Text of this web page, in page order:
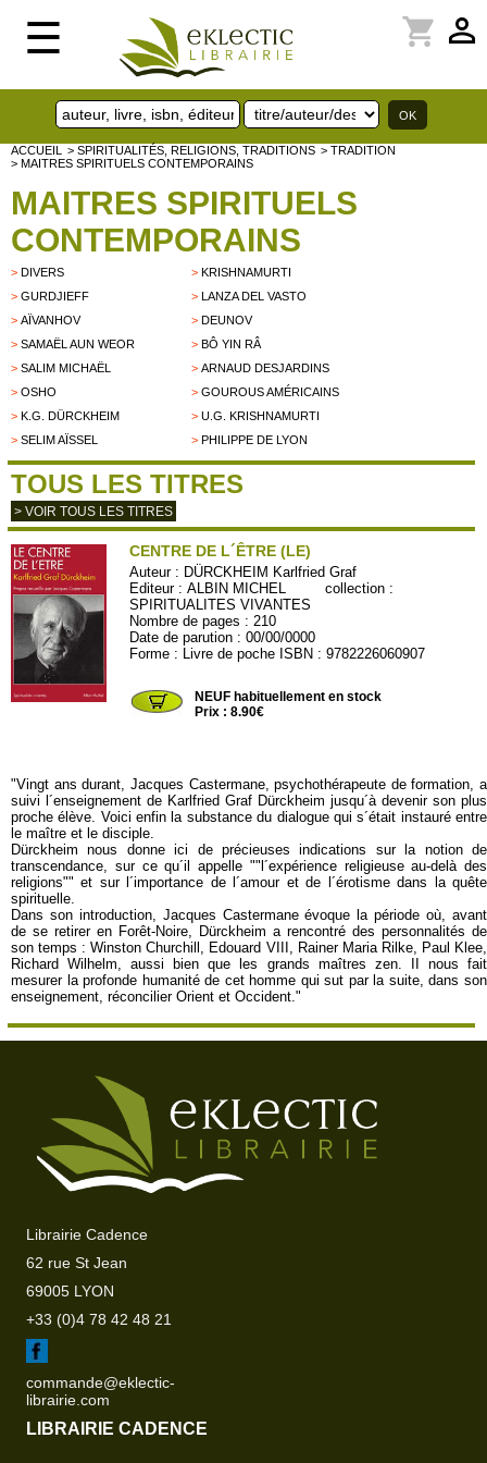
☰ perm_identity
shopping_cart
ACCUEIL > SPIRITUALITÉS, RELIGIONS, TRADITIONS > TRADITION
> MAITRES SPIRITUELS CONTEMPORAINS
MAITRES SPIRITUELS
CONTEMPORAINS
> DIVERS >KRISHNAMURTI
> GURDJIEFF >LANZA DEL VASTO
> AÏVANHOV >DEUNOV
> SAMAËL AUN WEOR >BÔ YIN RÂ
> SALIM MICHAËL >ARNAUD DESJARDINS
> OSHO >GOUROUS AMÉRICAINS
> K.G. DÜRCKHEIM >U.G. KRISHNAMURTI
> SELIM AÏSSEL >PHILIPPE DE LYON
TOUS LES TITRES
> VOIR TOUS LES TITRES
CENTRE DE L´ÊTRE (LE)
Auteur : DÜRCKHEIM Karlfried Graf
Editeur :ALBIN MICHEL collection :
SPIRITUALITES VIVANTES
Nombre de pages : 210
Date de parution : 00/00/0000
Forme : Livre de poche ISBN : 9782226060907
NEUF habituellement en stock
Prix : 8.90€
"Vingt ans durant, Jacques Castermane, psychothérapeute de formation, a
suivi l´enseignement de Karlfried Graf Dürckheim jusqu´à devenir son plus
proche élève. Voici enfin la substance du dialogue qui s´était instauré entre
le maître et le disciple.
Dürckheim nous donne ici de précieuses indications sur la notion de
transcendance, sur ce qu´il appelle ""l´expérience religieuse au-delà des
religions"" et sur l´importance de l´amour et de l´érotisme dans la quête
spirituelle.
Dans son introduction, Jacques Castermane évoque la période où, avant
de se retirer en Forêt-Noire, Dürckheim a rencontré des personnalités de
son temps : Winston Churchill, Edouard VIII, Rainer Maria Rilke, Paul Klee,
Richard Wilhelm, aussi bien que les grands maîtres zen. II nous fait
mesurer la profonde humanité de cet homme qui sut par la suite, dans son
enseignement, réconcilier Orient et Occident."
Librairie Cadence
62 rue St Jean
69005 LYON
+33 (0)4 78 42 48 21
commande@eklectic-
librairie.com
LIBRAIRIE CADENCE